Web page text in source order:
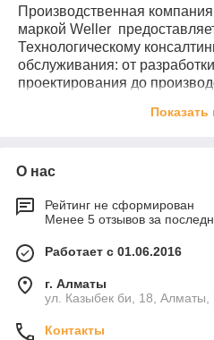
Производственная
маркой Weller
Технологическому
обслуживания: от
проектирования до
технологическое
всеми стандартами и
подобрать наиболее
необоснованные затраты
Используя многолетний
2001 года), мы стремимся
сервисное
Показать
О нас
Рейтинг не сформирован
Менее 5 отзывов за
Работает с 01.06.2016
г. Алматы
ул. Казыбек би, 18, Алматы,
Контакты